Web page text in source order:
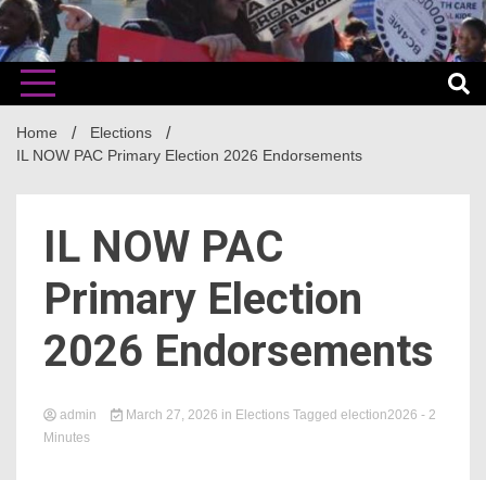
Will
The time is NOW!!!
Home
Elections
IL NOW PAC Primary Election 2026 Endorsements
IL NOW PAC
Primary Election
2026 Endorsements
admin March 27, 2026 in Elections Tagged election2026 - 2
Minutes